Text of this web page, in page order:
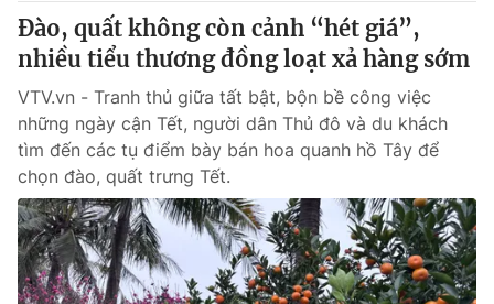
Đào, quất không còn cảnh “hét giá”,
nhiều tiểu thương đồng loạt xả hàng sớm
VTV.vn - Tranh thủ giữa tất bật, bộn bề công việc
những ngày cận Tết, người dân Thủ đô và du khách
tìm đến các tụ điểm bày bán hoa quanh hồ Tây để
chọn đào, quất trưng Tết.